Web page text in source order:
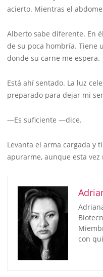
acierto. Mientras el
Alberto sabe diferente. En
de su poca hombría. Tiene
donde su carne me espera.
Está ahí sentado. La luz
preparado para dejar mi
—Es suficiente —dice.
Levanta el arma cargada y
apurarme, aunque esta
con